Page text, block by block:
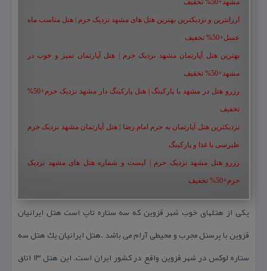
مشهد+50% تخفیف
ارزانترین و نزدیکترین بهترین هتل های مشهد نزدیک حرم | هتل مناسب ماه
عسل+50% تخفیف
بهترین هتل آپارتمان مشهد نزدیک حرم | هتل آپارتمان تمیز و خوب در
مشهد+50% تخفیف
رزرو هتل در مشهد با پارکینگ | هتل پارکینگ دار مشهد نزدیک حرم+50%
تخفیف
نزدیکترین هتل آپارتمان به حرم امام رضا | هتل آپارتمان مشهد نزدیک حرم
طبرسی با غذا و پارکینگ
رزرو هتل مشهد نزدیک حرم | لیست و شماره هتل های مشهد نزدیک
حرم+50% تخفیف
یكی از هتلهای خوب شهر قزوین كه سه ستاره تاپ است هتل ایرانیان
قزوین با پرسنل مجرب و محیطی آرام می باشد .هتل ایرانیان یك هتل سه
ستاره لوكس در شهر قزوین واقع در كشور ایران است. این هتل ۱۳ اتاق